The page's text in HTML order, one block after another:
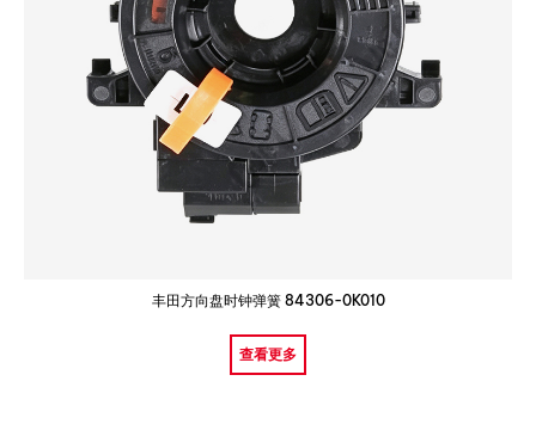
丰田方向盘时钟弹簧 84306-0K010
查看更多